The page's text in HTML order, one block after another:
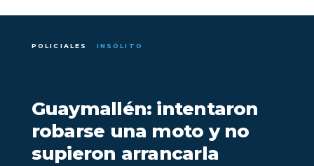
POLICIALES INSÓLITO
Guaymallén: intentaron
robarse una moto y no
supieron arrancarla